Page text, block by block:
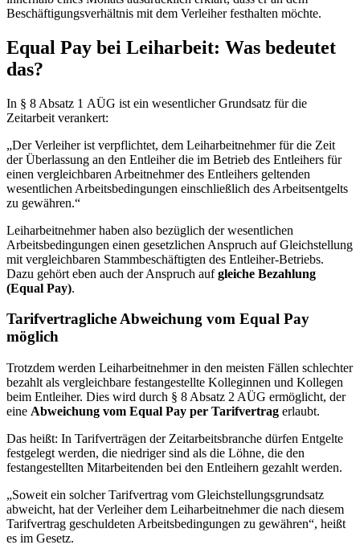
Beschäftigungsverhältnis mit dem Verleiher festhalten möchte.
Equal Pay bei Leiharbeit: Was bedeutet
das?
In § 8 Absatz 1 AÜG ist ein wesentlicher Grundsatz für die
Zeitarbeit verankert:
„Der Verleiher ist verpflichtet, dem Leiharbeitnehmer für die Zeit
der Überlassung an den Entleiher die im Betrieb des Entleihers für
einen vergleichbaren Arbeitnehmer des Entleihers geltenden
wesentlichen Arbeitsbedingungen einschließlich des Arbeitsentgelts
zu gewähren.“
Leiharbeitnehmer haben also bezüglich der wesentlichen
Arbeitsbedingungen einen gesetzlichen Anspruch auf Gleichstellung
mit vergleichbaren Stammbeschäftigten des Entleiher-Betriebs.
Dazu gehört eben auch der Anspruch aufgleiche Bezahlung
(Equal Pay).
Tarifvertragliche Abweichung vom Equal Pay
möglich
Trotzdem werden Leiharbeitnehmer in den meisten Fällen schlechter
bezahlt als vergleichbare festangestellte Kolleginnen und Kollegen
beim Entleiher. Dies wird durch § 8 Absatz 2 AÜG ermöglicht, der
eine Abweichung vom Equal Pay per Tarifvertrag erlaubt.
Das heißt: In Tarifverträgen der Zeitarbeitsbranche dürfen Entgelte
festgelegt werden, die niedriger sind als die Löhne, die den
festangestellten Mitarbeitenden bei den Entleihern gezahlt werden.
„Soweit ein solcher Tarifvertrag vom Gleichstellungsgrundsatz
abweicht, hat der Verleiher dem Leiharbeitnehmer die nach diesem
Tarifvertrag geschuldeten Arbeitsbedingungen zu gewähren“, heißt
es im Gesetz.